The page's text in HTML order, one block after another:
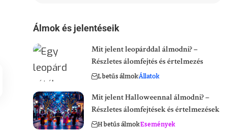
Álmok és jelentéseik
Mit jelent leopárddal álmodni? –
Részletes álomfejtés és értelmezés
L betűs álmokÁllatok
Mit jelent Halloweennal álmodni? –
Részletes álomfejtések és értelmezések
H betűs álmokEsemények